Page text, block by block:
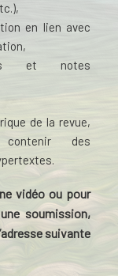
en lien avec
et notes
de la revue,
des
vidéo ou pour
soumission,
suivante